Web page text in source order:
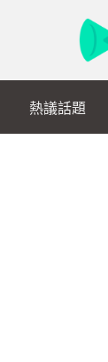
熱議話題